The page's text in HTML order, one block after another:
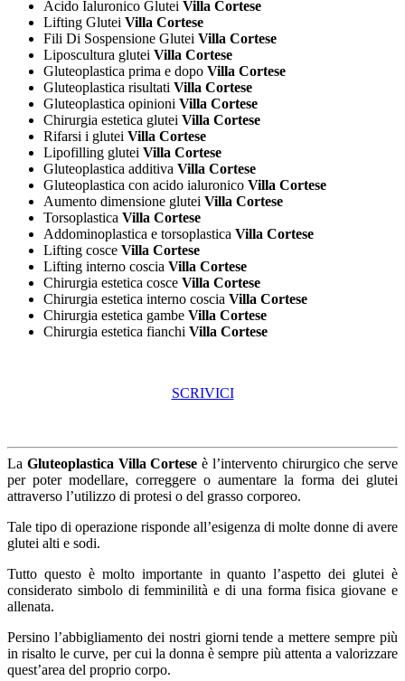
Acido Ialuronico Glutei Villa Cortese
Lifting Glutei Villa Cortese
Fili Di Sospensione Glutei Villa Cortese
Liposcultura glutei Villa Cortese
Gluteoplastica prima e dopo Villa Cortese
Gluteoplastica risultati Villa Cortese
Gluteoplastica opinioni Villa Cortese
Chirurgia estetica glutei Villa Cortese
Rifarsi i glutei Villa Cortese
Lipofilling glutei Villa Cortese
Gluteoplastica additiva Villa Cortese
Gluteoplastica con acido ialuronico Villa Cortese
Aumento dimensione glutei Villa Cortese
Torsoplastica Villa Cortese
Addominoplastica e torsoplastica Villa Cortese
Lifting cosce Villa Cortese
Lifting interno coscia Villa Cortese
Chirurgia estetica cosce Villa Cortese
Chirurgia estetica interno coscia Villa Cortese
Chirurgia estetica gambe Villa Cortese
Chirurgia estetica fianchi Villa Cortese
SCRIVICI
La Gluteoplastica Villa Cortese è l’intervento chirurgico che serve
per poter modellare, correggere o aumentare la forma dei glutei
attraverso l’utilizzo di protesi o del grasso corporeo.
Tale tipo di operazione risponde all’esigenza di molte donne di avere
glutei alti e sodi.
Tutto questo è molto importante in quanto l’aspetto dei glutei è
considerato simbolo di femminilità e di una forma fisica giovane e
allenata.
Persino l’abbigliamento dei nostri giorni tende a mettere sempre più
in risalto le curve, per cui la donna è sempre più attenta a valorizzare
quest’area del proprio corpo.